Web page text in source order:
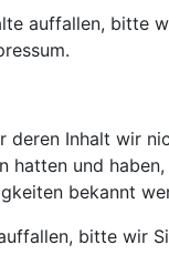
auffallen, bitte
deren Inhalt wir
und
bekannt
bitte wir